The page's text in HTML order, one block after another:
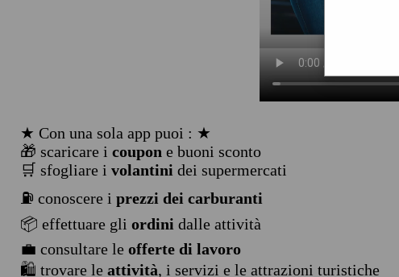
★ Con una sola app puoi : ★
🎁 scaricare i coupon e buoni sconto
🛒 sfogliare i volantini dei supermercati
⛽ conoscere i prezzi dei carburanti
📦 effettuare gli ordini dalle attività
💼 consultare le offerte di lavoro
🛍️ trovare le attività, i servizi e le attrazioni turistiche